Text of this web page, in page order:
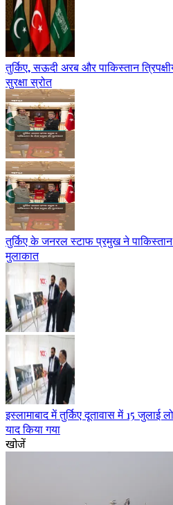
तुर्किए, सऊदी अरब और पाकिस्तान
सुरक्षा स्रोत
तुर्किए के जनरल स्टाफ प्रमुख ने
मुलाकात
इस्लामाबाद में तुर्किए दूतावास में 15 जुलाई
याद किया गया
खोजें